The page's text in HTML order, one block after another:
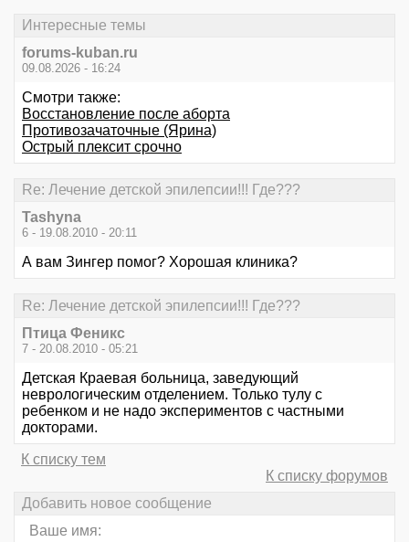
Интересные темы
forums-kuban.ru
09.08.2026 - 16:24
Смотри также:
Восстановление после аборта
Противозачаточные (Ярина)
Острый плексит срочно
Re: Лечение детской эпилепсии!!! Где???
Tashyna
6 - 19.08.2010 - 20:11
А вам Зингер помог? Хорошая клиника?
Re: Лечение детской эпилепсии!!! Где???
Птица Феникс
7 - 20.08.2010 - 05:21
Детская Краевая больница, заведующий
неврологическим отделением. Только тулу с
ребенком и не надо экспериментов с частными
докторами.
К списку тем
К списку форумов
Добавить новое сообщение
Ваше имя: